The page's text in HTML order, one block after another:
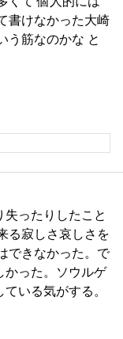
書けなかった大崎
う筋なのかな と
ったりしたこと
る寂しさ哀しさを
できなかった。で
かった。ソウルゲ
いる気がする。